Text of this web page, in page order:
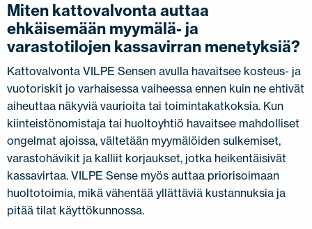
Miten kattovalvonta auttaa
ehkäisemään myymälä- ja
varastotilojen kassavirran menetyksiä?
Kattovalvonta VILPE Sensen avulla havaitsee kosteus- ja
vuotoriskit jo varhaisessa vaiheessa ennen kuin ne ehtivät
aiheuttaa näkyviä vaurioita tai toimintakatkoksia. Kun
kiinteistönomistaja tai huoltoyhtiö havaitsee mahdolliset
ongelmat ajoissa, vältetään myymälöiden sulkemiset,
varastohävikit ja kalliit korjaukset, jotka heikentäisivät
kassavirtaa. VILPE Sense myös auttaa priorisoimaan
huoltotoimia, mikä vähentää yllättäviä kustannuksia ja
pitää tilat käyttökunnossa.